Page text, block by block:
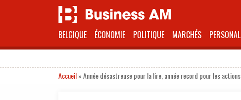
BELGIQUE ÉCONOMIE POLITIQUE MARCHÉS
Accueil»Année désastreuse pour la lire, année record pour les